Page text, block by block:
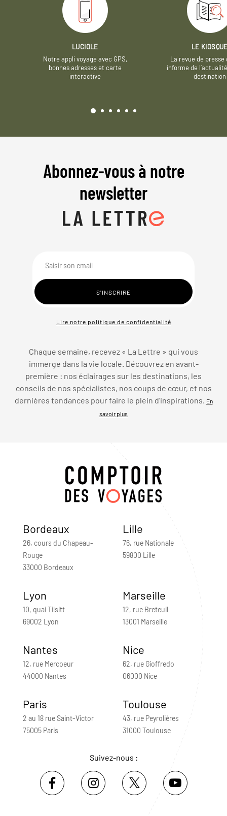
LUCIOLE
Notre appli voyage avec GPS,
bonnes adresses et carte
interactive
LE
La revue de presse
informe de
destination
Abonnez-vous à notre
newsletter
Lire notre politique de confidentialité
Chaque semaine, recevez « La Lettre » qui vous
immerge dans la vie locale. Découvrez en avant-
première : nos éclairages sur les destinations, les
conseils de nos spécialistes, nos coups de cœur, et nos
dernières tendances pour faire le plein d’inspirations. En
savoir plus
Bordeaux
26, cours du Chapeau-
Rouge
33000 Bordeaux
Lille
76, rue Nationale
59800 Lille
Lyon
10, quai Tilsitt
69002 Lyon
Marseille
12, rue Breteuil
13001 Marseille
Nantes
12, rue Mercoeur
44000 Nantes
Nice
62, rue Gioffredo
06000 Nice
Paris
2 au 18 rue Saint-Victor
75005 Paris
Toulouse
43, rue Peyrolières
31000 Toulouse
Suivez-nous :